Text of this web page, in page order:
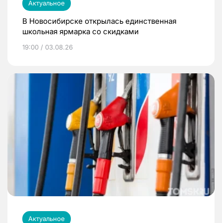
Актуальное
В Новосибирске открылась единственная
школьная ярмарка со скидками
19:00 / 03.08.26
Актуальное